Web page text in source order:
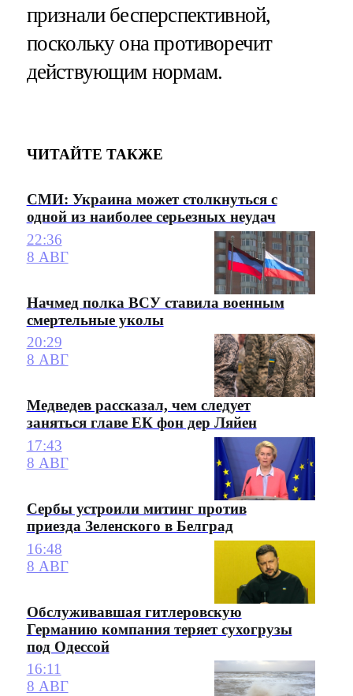
признали бесперспективной,
поскольку она противоречит
действующим нормам.
ЧИТАЙТЕ ТАКЖЕ
СМИ: Украина может столкнуться с
одной из наиболее серьезных неудач
22:36
8 АВГ
Начмед полка ВСУ ставила военным
смертельные уколы
20:29
8 АВГ
Медведев рассказал, чем следует
заняться главе ЕК фон дер Ляйен
17:43
8 АВГ
Сербы устроили митинг против
приезда Зеленского в Белград
16:48
8 АВГ
Обслуживавшая гитлеровскую
Германию компания теряет сухогрузы
под Одессой
16:11
8 АВГ